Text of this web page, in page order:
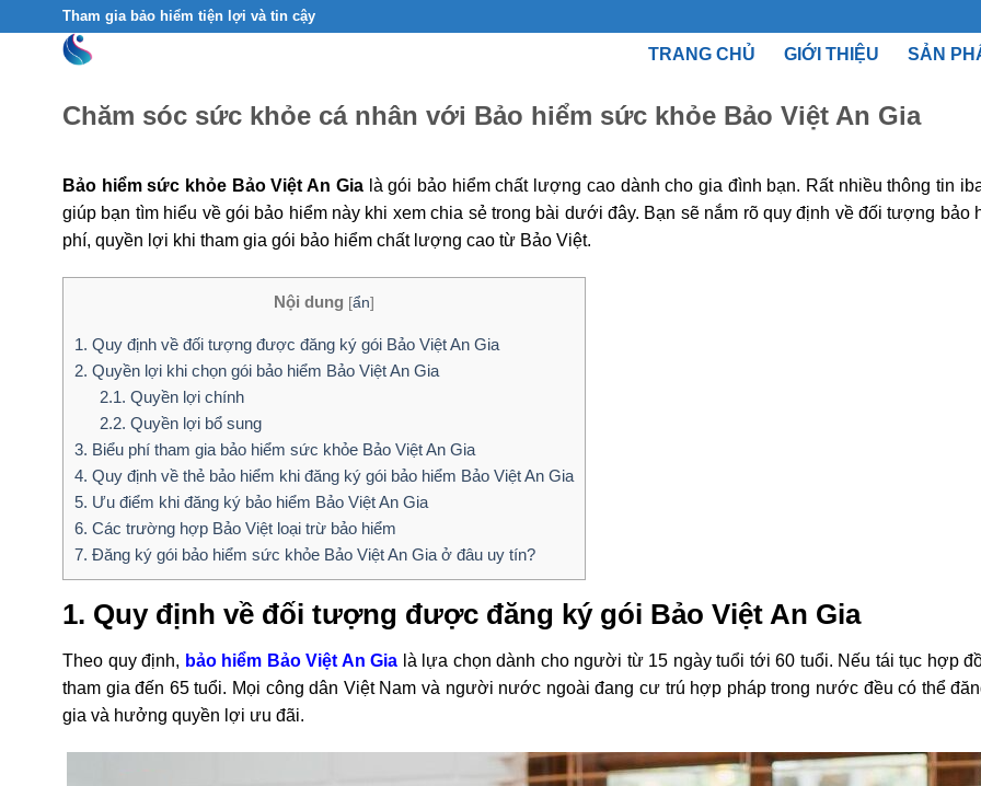
Tham gia bảo hiểm tiện lợi và tin cậy
TRANG CHỦ GIỚI THIỆU SẢN
Chăm sóc sức khỏe cá nhân với Bảo hiểm sức khỏe Bảo Việt An Gia
Bảo hiểm sức khỏe Bảo Việt An Gia là gói bảo hiểm chất lượng cao dành cho gia đình bạn. Rất nhiều thông tin
giúp bạn tìm hiểu về gói bảo hiểm này khi xem chia sẻ trong bài dưới đây. Bạn sẽ nắm rõ quy định về đối tượng bảo
phí, quyền lợi khi tham gia gói bảo hiểm chất lượng cao từ Bảo Việt.
Nội dung [ẩn]
1. Quy định về đối tượng được đăng ký gói Bảo Việt An Gia
2. Quyền lợi khi chọn gói bảo hiểm Bảo Việt An Gia
2.1. Quyền lợi chính
2.2. Quyền lợi bổ sung
3. Biểu phí tham gia bảo hiểm sức khỏe Bảo Việt An Gia
4. Quy định về thẻ bảo hiểm khi đăng ký gói bảo hiểm Bảo Việt An Gia
5. Ưu điểm khi đăng ký bảo hiểm Bảo Việt An Gia
6. Các trường hợp Bảo Việt loại trừ bảo hiểm
7. Đăng ký gói bảo hiểm sức khỏe Bảo Việt An Gia ở đâu uy tín?
1. Quy định về đối tượng được đăng ký gói Bảo Việt An Gia
Theo quy định, bảo hiểm Bảo Việt An Gia là lựa chọn dành cho người từ 15 ngày tuổi tới 60 tuổi. Nếu tái tục hợp
tham gia đến 65 tuổi. Mọi công dân Việt Nam và người nước ngoài đang cư trú hợp pháp trong nước đều có thể
gia và hưởng quyền lợi ưu đãi.